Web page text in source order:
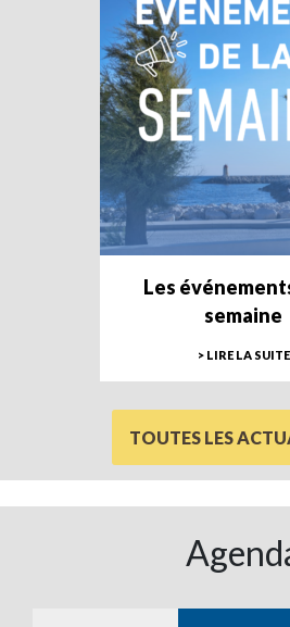
Les
semaine
> LIRE LA SUITE
TOUTES LES